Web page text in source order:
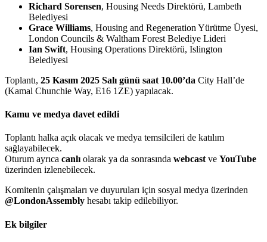
Richard Sorensen, Housing Needs Direktörü, Lambeth
Belediyesi
Grace Williams, Housing and Regeneration Yürütme Üyesi,
London Councils & Waltham Forest Belediye Lideri
Ian Swift, Housing Operations Direktörü, Islington
Belediyesi
Toplantı, 25 Kasım 2025 Salı günü saat 10.00’da City Hall’de
(Kamal Chunchie Way, E16 1ZE) yapılacak.
Kamu ve medya davet edildi
Toplantı halka açık olacak ve medya temsilcileri de katılım
sağlayabilecek.
Oturum ayrıca canlıolarak ya da sonrasında webcastve YouTube
üzerinden izlenebilecek.
Komitenin çalışmaları ve duyuruları için sosyal medya üzerinden
@LondonAssembly hesabı takip edilebiliyor.
Ek bilgiler